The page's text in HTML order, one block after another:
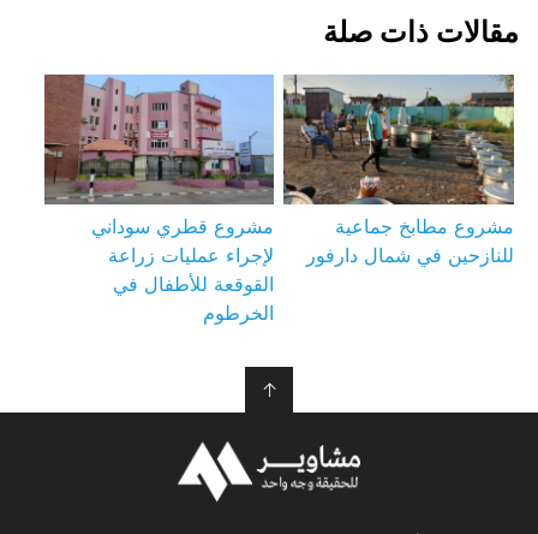
مقالات ذات صلة
مشروع مطابخ جماعية
للنازحين في شمال دارفور
مشروع قطري سوداني
لإجراء عمليات زراعة
القوقعة للأطفال في
الخرطوم
↑